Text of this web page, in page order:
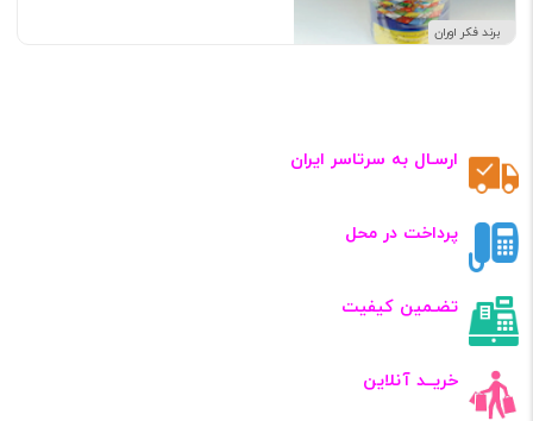
برند فکر اوران
ارسـال به سرتاسر ایران
پرداخت در محل
تضـمین کیفیت
خریــد آنلاین